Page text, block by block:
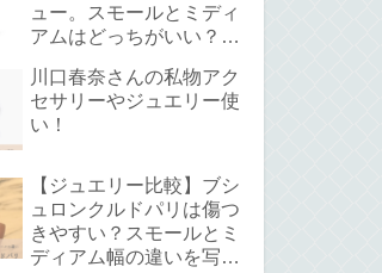
ュー。スモールとミディ
アムはどっちがいい？サ
て。
川口春奈さんの私物アク
セサリーやジュエリー使
い！
【ジュエリー比較】ブシ
ュロンクルドパリは傷つ
きやすい？スモールとミ
ディアム幅の違いを写真